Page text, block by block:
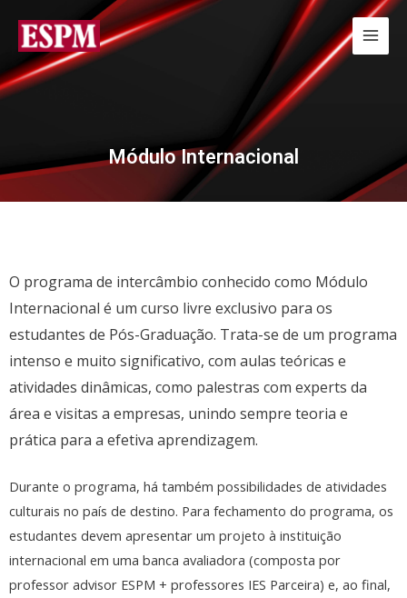
Módulo Internacional
O programa de intercâmbio conhecido como Módulo
Internacional é um curso livre exclusivo para os
estudantes de Pós-Graduação. Trata-se de um programa
intenso e muito significativo, com aulas teóricas e
atividades dinâmicas, como palestras com experts da
área e visitas a empresas, unindo sempre teoria e
prática para a efetiva aprendizagem.
Durante o programa, há também possibilidades de atividades
culturais no país de destino. Para fechamento do programa, os
estudantes devem apresentar um projeto à instituição
internacional em uma banca avaliadora (composta por
professor advisor ESPM + professores IES Parceira) e, ao final,